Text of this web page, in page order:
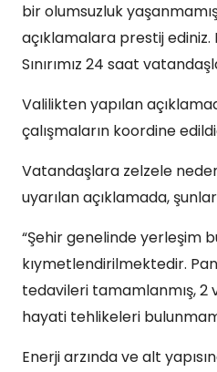
bir olumsuzluk
açıklamalara prestij ediniz.
Sınırımız 24 saat
Valilikten yapılan
çalışmaların koordine
Vatandaşlara zelzele
uyarılan açıklamada,
“Şehir genelinde yerleşim
kıymetlendirilmektedir.
tedavileri tamamlanmış, 2
hayati tehlikeleri
Enerji arzında ve alt